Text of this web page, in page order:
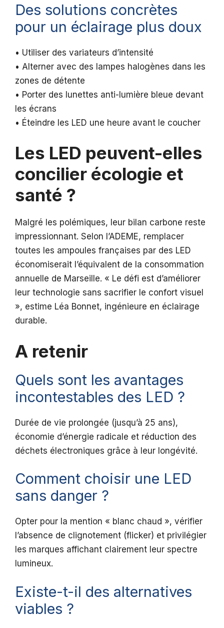
Des solutions concrètes
pour un éclairage plus doux
• Utiliser des variateurs d’intensité
• Alterner avec des lampes halogènes dans les
zones de détente
• Porter des lunettes anti-lumière bleue devant
les écrans
• Éteindre les LED une heure avant le coucher
Les LED peuvent-elles
concilier écologie et
santé ?
Malgré les polémiques, leur bilan carbone reste
impressionnant. Selon l’ADEME, remplacer
toutes les ampoules françaises par des LED
économiserait l’équivalent de la consommation
annuelle de Marseille. « Le défi est d’améliorer
leur technologie sans sacrifier le confort visuel
», estime Léa Bonnet, ingénieure en éclairage
durable.
A retenir
Quels sont les avantages
incontestables des LED ?
Durée de vie prolongée (jusqu’à 25 ans),
économie d’énergie radicale et réduction des
déchets électroniques grâce à leur longévité.
Comment choisir une LED
sans danger ?
Opter pour la mention « blanc chaud », vérifier
l’absence de clignotement (flicker) et privilégier
les marques affichant clairement leur spectre
lumineux.
Existe-t-il des alternatives
viables ?